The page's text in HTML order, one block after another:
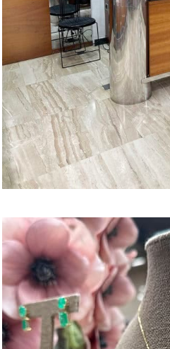
VISITAR TIENDA LA MALAGUETA